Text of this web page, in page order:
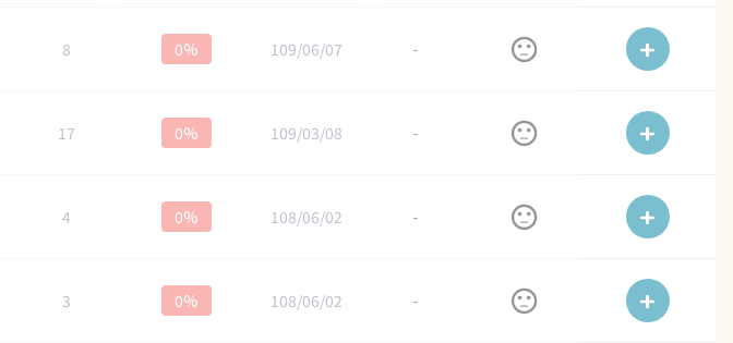
8 0% 109/06/07 -
17 0% 109/03/08 -
4 0% 108/06/02 -
3 0% 108/06/02 -